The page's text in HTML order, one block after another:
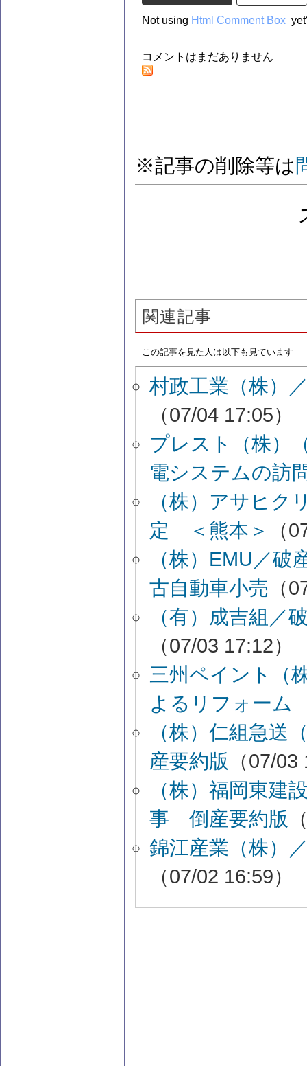
Not using Html Comment Box
コメントはまだありません
※記事の削除等は
関連記事
この記事を見た人は以下も見ています
村政工業（株）
（07/04 17:05）
プレスト（株）
電システムの訪
（株）アサヒク
定 ＜熊本＞
（
（株）EMU／
古自動車小売 （
（有）成吉組
（07/03 17:12）
三州ペイント（
よるリフォーム
（株）仁組急
産要約版 （07/
（株）福岡東
事 倒産要約版
錦江産業（株）
（07/02 16:59）